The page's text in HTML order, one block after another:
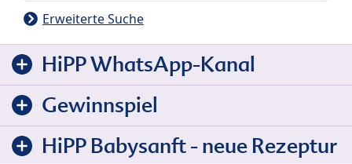
Erweiterte Suche
HiPP WhatsApp-Kanal
Gewinnspiel
HiPP Babysanft - neue Rezeptur